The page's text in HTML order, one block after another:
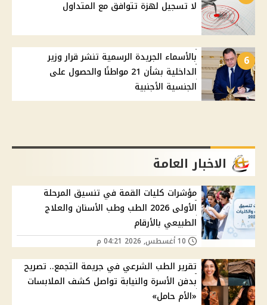
لا تسجيل لهزة تتوافق مع المتداول
6
بالأسماء الجريدة الرسمية تنشر قرار وزير
الداخلية بشأن 21 مواطنًا والحصول على
الجنسية الأجنبية
الاخبار العامة
مؤشرات كليات القمة في تنسيق المرحلة
الأولى 2026 الطب وطب الأسنان والعلاج
الطبيعي بالأرقام
تقرير الطب الشرعي في جريمة التجمع.. تصريح
بدفن الأسرة والنيابة تواصل كشف الملابسات
«الأم حامل»